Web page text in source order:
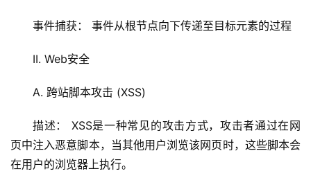
服
务
事件捕获： 事件从根节点向下传递至目标元素的过程
II. Web安全
A. 跨站脚本攻击 (XSS)
描述： XSS是一种常见的攻击方式，攻击者通过在网
页中注入恶意脚本，当其他用户浏览该网页时，这些脚本会
在用户的浏览器上执行。